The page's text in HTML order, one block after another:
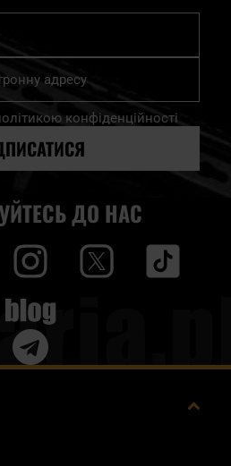
конфіденційності
ДО НАС
Blog